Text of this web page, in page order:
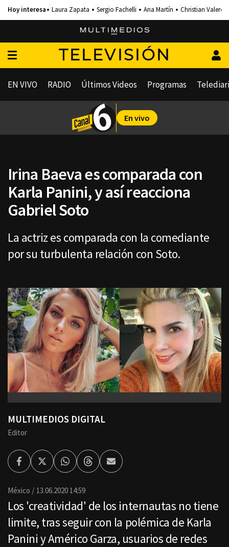
Laura Zapata Sergio Fachelli Ana Martín Christian Valero
TELEVISIÓN
EN VIVO RADIO Últimos Videos Programas
En vivo
Irina Baeva es comparada con
Karla Panini, y así reacciona
Gabriel Soto
La actriz es comparada con la comediante
por su turbulenta relación con Soto.
MULTIMEDIOS DIGITAL
Editor
FacebookTwitterWhatsappThreadsEnviar
por
México 13.06.2020 14:59
Los 'creatividad' de los internautas no tiene
limite, tras seguir con la polémica de Karla
Panini y Américo Garza, usuarios de redes